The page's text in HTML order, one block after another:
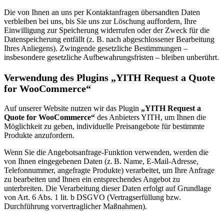
Die von Ihnen an uns per Kontaktanfragen übersandten Daten
verbleiben bei uns, bis Sie uns zur Löschung auffordern, Ihre
Einwilligung zur Speicherung widerrufen oder der Zweck für die
Datenspeicherung entfällt (z. B. nach abgeschlossener Bearbeitung
Ihres Anliegens). Zwingende gesetzliche Bestimmungen –
insbesondere gesetzliche Aufbewahrungsfristen – bleiben unberührt.
Verwendung des Plugins „YITH Request a Quote
for WooCommerce“
Auf unserer Website nutzen wir das Plugin „YITH Request a
Quote for WooCommerce“ des Anbieters YITH, um Ihnen die
Möglichkeit zu geben, individuelle Preisangebote für bestimmte
Produkte anzufordern.
Wenn Sie die Angebotsanfrage-Funktion verwenden, werden die
von Ihnen eingegebenen Daten (z. B. Name, E-Mail-Adresse,
Telefonnummer, angefragte Produkte) verarbeitet, um Ihre Anfrage
zu bearbeiten und Ihnen ein entsprechendes Angebot zu
unterbreiten. Die Verarbeitung dieser Daten erfolgt auf Grundlage
von Art. 6 Abs. 1 lit. b DSGVO (Vertragserfüllung bzw.
Durchführung vorvertraglicher Maßnahmen).